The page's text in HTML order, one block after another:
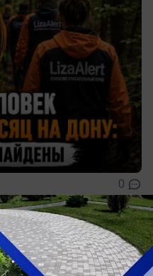
0
за год стало
пожаров